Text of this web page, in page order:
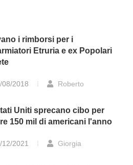
i rimborsi per i
Etruria e ex Popolari
08/2018 Roberto
Uniti sprecano cibo per
150 mil di americani l'anno
12/2021 Giorgia